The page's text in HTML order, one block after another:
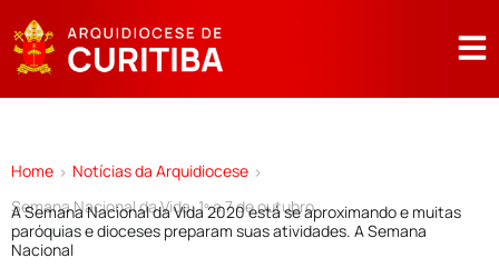
Home > Notícias da Arquidiocese >
Semana Nacional da Vida: 1º a 7 de outubro
A Semana Nacional da Vida 2020 está se aproximando e muitas
paróquias e dioceses preparam suas atividades. A Semana
Nacional